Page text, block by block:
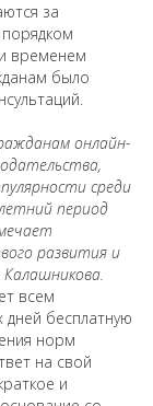
за
временем
было
онлайн-
среди
период
развития и
всем
бесплатную
норм
на свой
и